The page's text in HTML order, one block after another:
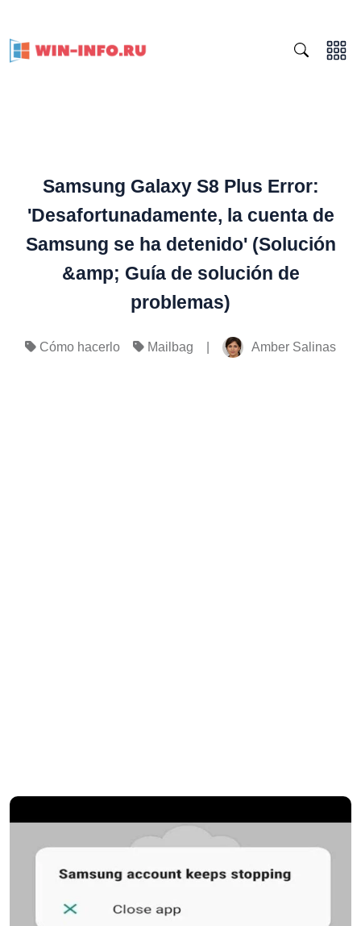
Samsung Galaxy S8 Plus Error:
'Desafortunadamente, la cuenta de
Samsung se ha detenido' (Solución
&amp; Guía de solución de
problemas)
Cómo hacerlo Mailbag Amber Salinas